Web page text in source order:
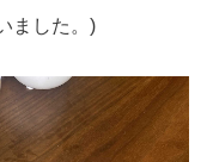
ました。)